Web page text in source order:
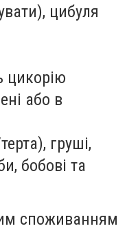
цибуля
цикорію
або в
груші,
бобові та
споживанням